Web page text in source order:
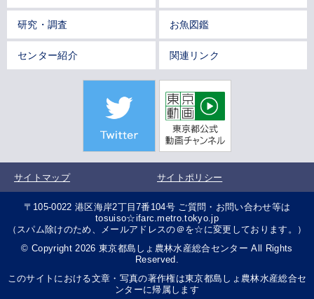
研究・調査 お魚図鑑
センター紹介 関連リンク
サイトマップ サイトポリシー
〒105-0022 港区海岸2丁目7番104号 ご質問・お問い合わせ等は
tosuiso☆ifarc.metro.tokyo.jp
（スパム除けのため、メールアドレスの＠を☆に変更しております。）
© Copyright 2026 東京都島しょ農林水産総合センター All Rights
Reserved.
このサイトにおける文章・写真の著作権は東京都島しょ農林水産総合セ
ンターに帰属します